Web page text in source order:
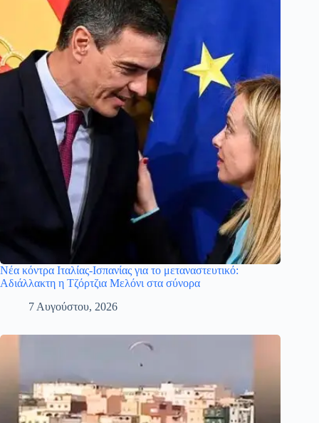
Νέα κόντρα Ιταλίας-Ισπανίας για το μεταναστευτικό:
Αδιάλλακτη η Τζόρτζια Μελόνι στα σύνορα
7 Αυγούστου, 2026